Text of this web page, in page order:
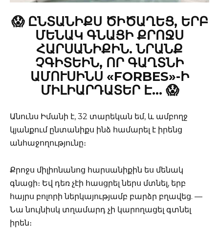
😱 ԸՆՏԱՆԻՔՍ ԾԻԾԱՂԵՑ, ԵՐԲ
ՄԵՆԱԿ ԳՆԱՑԻ ՔՐՈՋՍ
ՀԱՐՍԱՆԻՔԻՆ. ՆՐԱՆՔ
ՉԳԻՏԵԻՆ, ՈՐ ԳԱՂՏՆԻ
ԱՄՈՒՍԻՆՍ «FORBES»-Ի
ՄԻԼԻԱՐԴԱՏԵՐ Է… 😱
Անունս Իմանի է, 32 տարեկան եմ, և ամբողջ
կյանքում ընտանիքս ինձ համարել է իրենց
անհաջողությունը։
Քրոջս միլիոնանոց հարսանիքին ես մենակ
գնացի։ Եվ դեռ չէի հասցրել ներս մտնել, երբ
հայրս բոլորի ներկայությամբ բարձր բղավեց. —
Նա նույնիսկ տղամարդ չի կարողացել գտնել
իրեն։